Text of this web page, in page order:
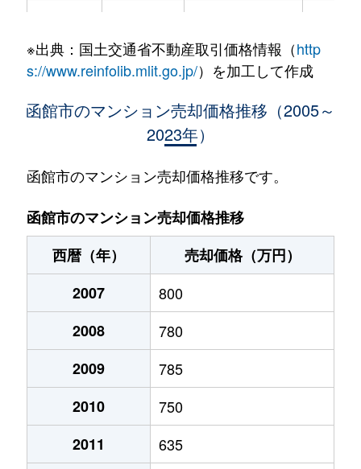
大森町
330万円 松風町
徒歩5
2,400万円 五稜郭
五稜郭町
520万円 五稜郭
末広町
230万円 十字街
末広町
240万円 十字街
千代台町
3,100万円
千代台町
2,400万円
富岡町
1,700万円
富岡町
590万円
1,700万円
※出典：国土交通省不動産取引価格情報（http
s://www.reinfolib.mlit.go.jp/）を加工して作成
函館市のマンション売却価格推移（2005～
2023年）
函館市のマンション売却価格推移です。
函館市のマンション売却価格推移
西暦（年）
売却価格（万円）
2007
800
2008
780
2009
785
2010
750
2011
635